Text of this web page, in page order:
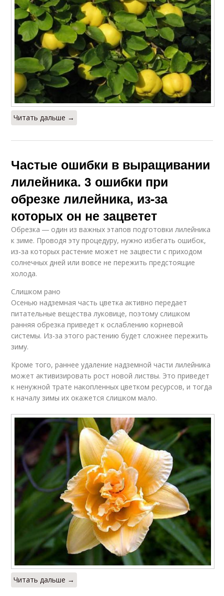
Читать дальше →
Частые ошибки в выращивании
лилейника. 3 ошибки при
обрезке лилейника, из-за
которых он не зацветет
Обрезка ― один из важных этапов подготовки лилейника
к зиме. Проводя эту процедуру, нужно избегать ошибок,
из-за которых растение может не зацвести с приходом
солнечных дней или вовсе не пережить предстоящие
холода.
Слишком рано
Осенью надземная часть цветка активно передает
питательные вещества луковице, поэтому слишком
ранняя обрезка приведет к ослаблению корневой
системы. Из-за этого растению будет сложнее пережить
зиму.
Кроме того, раннее удаление надземной части лилейника
может активизировать рост новой листвы. Это приведет
к ненужной трате накопленных цветком ресурсов, и тогда
к началу зимы их окажется слишком мало.
Читать дальше →